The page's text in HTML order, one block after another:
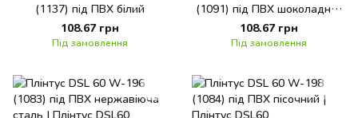
(1137) під ПВХ білий
108.67 грн
Під замовлення
(1091) під ПВХ шоколадно-
коричневий
108.67 грн
Під замовлення